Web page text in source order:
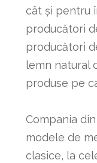
cât și pentru
producători
producători
lemn natural
produse pe
Compania
modele de
clasice, la